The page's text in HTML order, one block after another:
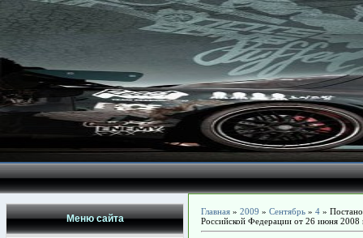
Меню сайта
Главная » 2009 » Сентябрь » 4 »
Российской Федерации от 26 июня 2008